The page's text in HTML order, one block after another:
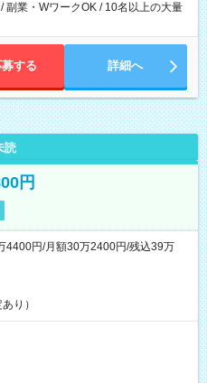
副業・WワークOK / 10名以上の大量
募する 詳細へ
読
円
円/月額30万2400円/残込39万
り）